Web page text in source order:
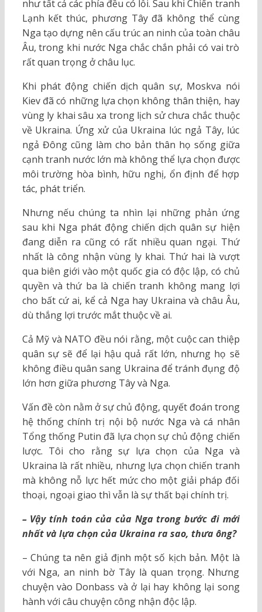
như tất cả các phía đều có lỗi. Sau khi Chiến tranh
Lạnh kết thúc, phương Tây đã không thể cùng
Nga tạo dựng nên cấu trúc an ninh của toàn châu
Âu, trong khi nước Nga chắc chắn phải có vai trò
rất quan trọng ở châu lục.
Khi phát động chiến dịch quân sự, Moskva nói
Kiev đã có những lựa chọn không thân thiện, hay
vùng ly khai sâu xa trong lịch sử chưa chắc thuộc
về Ukraina. Ứng xử của Ukraina lúc ngả Tây, lúc
ngả Đông cũng làm cho bản thân họ sống giữa
cạnh tranh nước lớn mà không thể lựa chọn được
môi trường hòa bình, hữu nghị, ổn định để hợp
tác, phát triển.
Nhưng nếu chúng ta nhìn lại những phản ứng
sau khi Nga phát động chiến dịch quân sự hiện
đang diễn ra cũng có rất nhiều quan ngại. Thứ
nhất là công nhận vùng ly khai. Thứ hai là vượt
qua biên giới vào một quốc gia có độc lập, có chủ
quyền và thứ ba là chiến tranh không mang lợi
cho bất cứ ai, kể cả Nga hay Ukraina và châu Âu,
dù thắng lợi trước mắt thuộc về ai.
Cả Mỹ và NATO đều nói rằng, một cuộc can thiệp
quân sự sẽ để lại hậu quả rất lớn, nhưng họ sẽ
không điều quân sang Ukraina để tránh đụng độ
lớn hơn giữa phương Tây và Nga.
Vấn đề còn nằm ở sự chủ động, quyết đoán trong
hệ thống chính trị nội bộ nước Nga và cá nhân
Tổng thống Putin đã lựa chọn sự chủ động chiến
lược. Tôi cho rằng sự lựa chọn của Nga và
Ukraina là rất nhiều, nhưng lựa chọn chiến tranh
mà không nỗ lực hết mức cho một giải pháp đối
thoại, ngoại giao thì vẫn là sự thất bại chính trị.
– Vậy tính toán của của Nga trong bước đi mới
nhất và lựa chọn của Ukraina ra sao, thưa ông?
– Chúng ta nên giả định một số kịch bản. Một là
với Nga, an ninh bờ Tây là quan trọng. Nhưng
chuyện vào Donbass và ở lại hay không lại song
hành với câu chuyện công nhận độc lập.